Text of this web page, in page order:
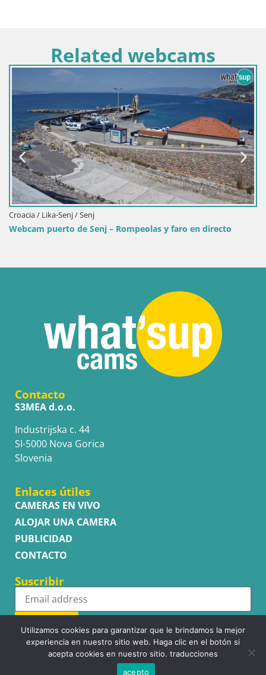
Related webcams
Croacia / Lika-Senj / Senj
Webcam puerto de Senj – Rompeolas y faro en directo
Contacto
S3MEA d.o.o.
Industrijska c. 44
SI-5000 Nova Gorica
Slovenia
Enlaces útiles
CAMERAS EN VIVO
ALOJAR UNA CAMERA
PUBLICIDAD
CONTACTO
Suscribir
Subscribe
Utilizamos cookies para garantizar que le brindamos la mejor
experiencia en nuestro sitio web. Haga clic en el botón si
acepta cookies en nuestro sitio. traducciones
acepto